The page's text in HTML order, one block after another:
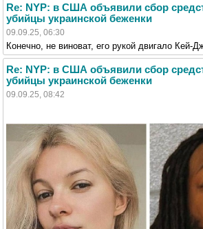
Re: NYP: в США объявили сбор
убийцы украинской беженки
09.09.25, 06:30
Конечно, не виноват, его рукой двигало Кей-
Re: NYP: в США объявили сбор
убийцы украинской беженки
09.09.25, 08:42